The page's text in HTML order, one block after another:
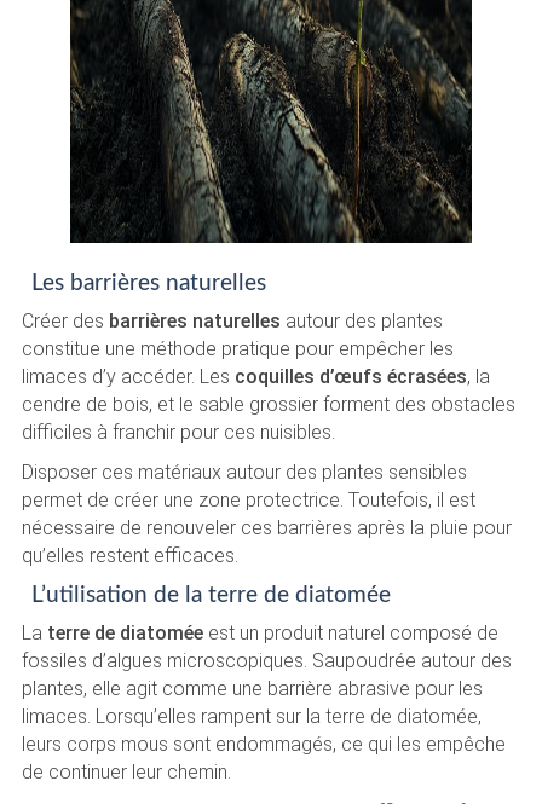
Les barrières naturelles
Créer des barrières naturelles autour des plantes
constitue une méthode pratique pour empêcher les
limaces d’y accéder. Les coquilles d’œufs écrasées, la
cendre de bois, et le sable grossier forment des obstacles
difficiles à franchir pour ces nuisibles.
Disposer ces matériaux autour des plantes sensibles
permet de créer une zone protectrice. Toutefois, il est
nécessaire de renouveler ces barrières après la pluie pour
qu’elles restent efficaces.
L’utilisation de la terre de diatomée
La terre de diatoméeest un produit naturel composé de
fossiles d’algues microscopiques. Saupoudrée autour des
plantes, elle agit comme une barrière abrasive pour les
limaces. Lorsqu’elles rampent sur la terre de diatomée,
leurs corps mous sont endommagés, ce qui les empêche
de continuer leur chemin.